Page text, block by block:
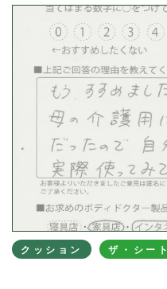
クッション ザ・シート